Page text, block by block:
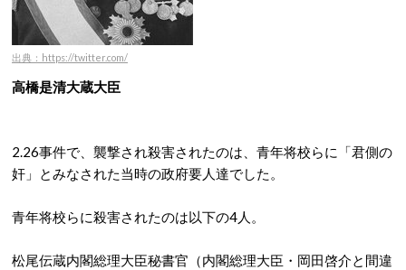
出典：https://twitter.com/
高橋是清大蔵大臣
2.26事件で、襲撃され殺害されたのは、青年将校らに「君側の
奸」とみなされた当時の政府要人達でした。
青年将校らに殺害されたのは以下の4人。
松尾伝蔵内閣総理大臣秘書官（内閣総理大臣・岡田啓介と間違